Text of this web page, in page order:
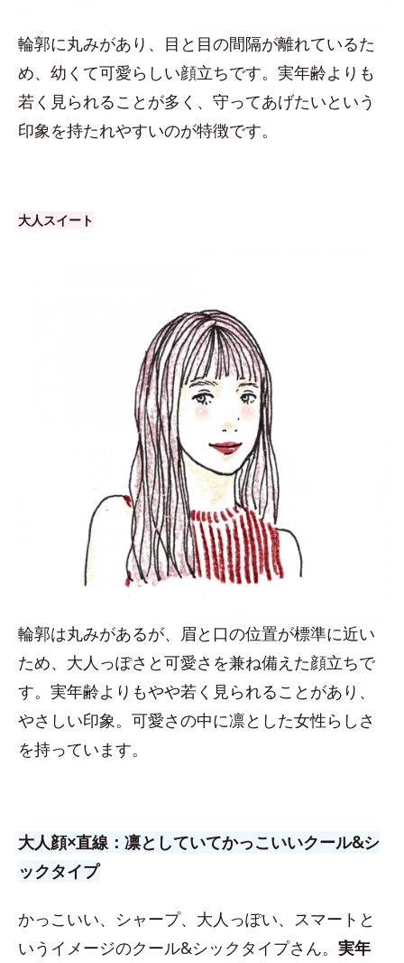
輪郭に丸みがあり、目と目の間隔が離れているた
め、幼くて可愛らしい顔立ちです。実年齢よりも
若く見られることが多く、守ってあげたいという
印象を持たれやすいのが特徴です。
大人スイート
輪郭は丸みがあるが、眉と口の位置が標準に近い
ため、大人っぽさと可愛さを兼ね備えた顔立ちで
す。実年齢よりもやや若く見られることがあり、
やさしい印象。可愛さの中に凛とした女性らしさ
を持っています。
大人顔×直線：凛としていてかっこいいクール&シ
ックタイプ
かっこいい、シャープ、大人っぽい、スマートと
いうイメージのクール&シックタイプさん。 実年